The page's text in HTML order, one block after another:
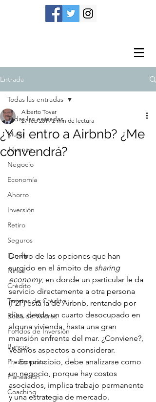
Entrada
Todas las entradas
Mujer
Jóvenes
Negocio
Economía
Ahorro
Inversión
Retiro
Seguros
Familia
Niños
Crédito
Tarjetas de Crédito
Bolsa de Valores
Fondos de Inversión
Bancos
Presupuesto
Planeación
Coaching
Todas las entradas
¿Y si entro a Airbnb? ¿Me
convendrá?
Alberto Tovar
27 feb 2019 2 min de lectura
Dentro de las opciones que han
surgido en el ámbito de sharing
economy, en donde un particular le da
servicio directamente a otra persona
(P2P) está la de Airbnb, rentando por
días, desde un cuarto desocupado en
alguna vivienda, hasta una gran
mansión enfrente del mar. ¿Conviene?,
Veamos aspectos a considerar.
1.- En principio, debe analizarse como
un negocio, porque hay costos
asociados, implica trabajo permanente
y una estrategia de mercado.